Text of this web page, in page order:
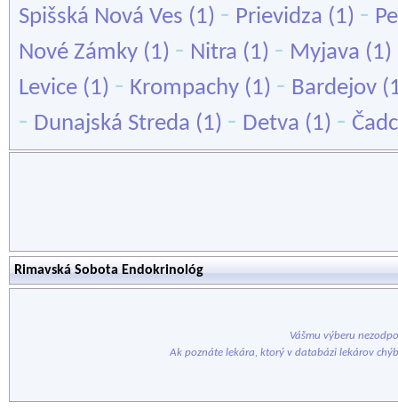
Spišská Nová Ves (1) - Prievidza (1) -
Nové Zámky (1) - Nitra (1) - Myjava (1)
Levice (1) - Krompachy (1) - Bardejov
- Dunajská Streda (1) - Detva (1) -
Rimavská Sobota Endokrinológ
Vášmu výberu
Ak poznáte lekára, ktorý v databázi lekárov